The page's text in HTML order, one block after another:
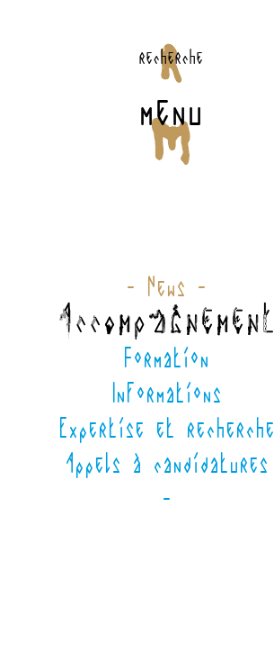
recherche
menu
- News -
Accompagnement
Formation
Informations
Expertise et recherche
Appels à candidatures
-